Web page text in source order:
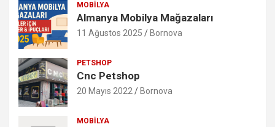
MOBILYA
Almanya Mobilya Mağazaları
11 Ağustos 2025 Bornova
PETSHOP
Cnc Petshop
20 Mayıs 2022 Bornova
MOBILYA